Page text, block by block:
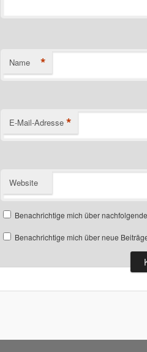
Name *
E-Mail-Adresse *
Website
Benachrichtige mich über
Benachrichtige mich über neue